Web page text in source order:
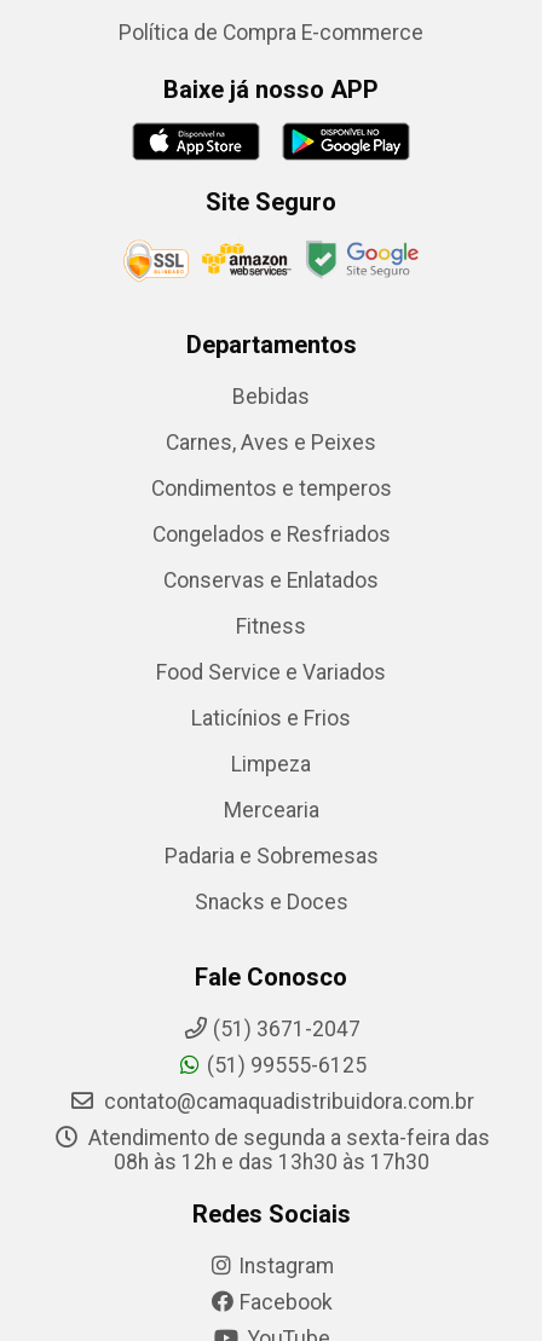
Política de Compra E-commerce
Baixe já nosso APP
Site Seguro
Departamentos
Bebidas
Carnes, Aves e Peixes
Condimentos e temperos
Congelados e Resfriados
Conservas e Enlatados
Fitness
Food Service e Variados
Laticínios e Frios
Limpeza
Mercearia
Padaria e Sobremesas
Snacks e Doces
Fale Conosco
(51) 3671-2047
(51) 99555-6125
contato@camaquadistribuidora.com.br
Atendimento de segunda a sexta-feira das
08h às 12h e das 13h30 às 17h30
Redes Sociais
Instagram
Facebook